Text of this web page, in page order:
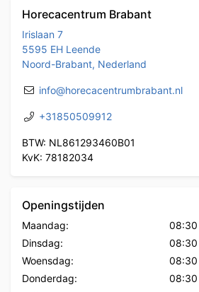
Horecacentrum Brabant
Irislaan 7
5595 EH Leende
Noord-Brabant, Nederland
info@horecacentrumbrabant.nl
+31850509912
BTW: NL861293460B01
KvK: 78182034
Openingstijden
Maandag: 08:30
Dinsdag:
08:30
Woensdag:
08:30
Donderdag:
08:30